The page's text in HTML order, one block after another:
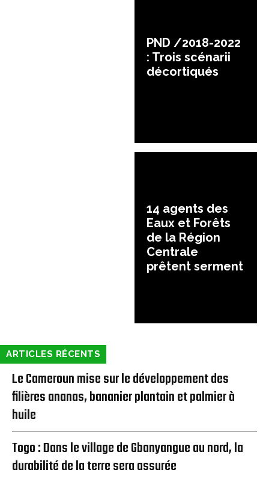
PND /2018-2022
: Trois scénarii
décortiqués
14 agents des
Eaux et Forêts
de la Région
Centrale
prêtent serment
ARTICLES RÉCENTS
Le Cameroun mise sur le développement des
filières ananas, bananier plantain et palmier à
huile
Togo : Dans le village de Gbanyangue au nord, la
durabilité de la terre sera assurée